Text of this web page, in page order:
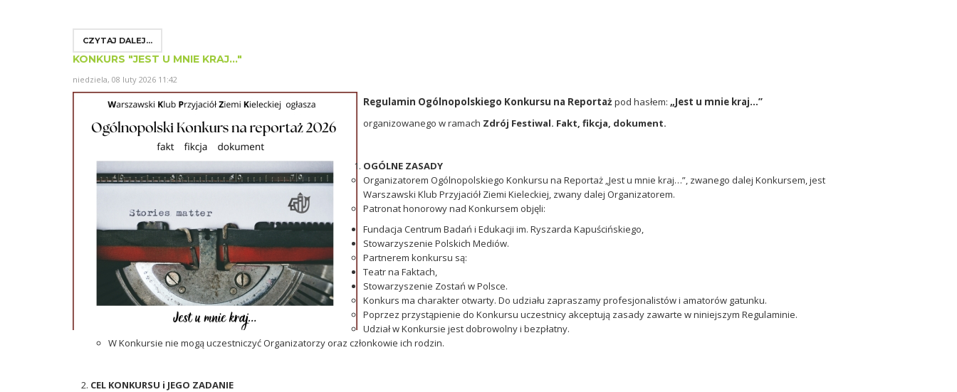
CZYTAJ DALEJ...
KONKURS "JEST U MNIE KRAJ..."
niedziela, 08 luty 2026 11:42
Regulamin Ogólnopolskiego Konkursu na Reportaż pod hasłem: „Jest u mnie kraj…”
organizowanego w ramach Zdrój Festiwal. Fakt, fikcja, dokument.
OGÓLNE ZASADY
Organizatorem Ogólnopolskiego Konkursu na Reportaż „Jest u mnie kraj…”, zwanego dalej Konkursem, jest
Warszawski Klub Przyjaciół Ziemi Kieleckiej, zwany dalej Organizatorem.
Patronat honorowy nad Konkursem objęli:
Fundacja Centrum Badań i Edukacji im. Ryszarda Kapuścińskiego,
Stowarzyszenie Polskich Mediów.
Partnerem konkursu są:
Teatr na Faktach,
Stowarzyszenie Zostań w Polsce.
Konkurs ma charakter otwarty. Do udziału zapraszamy profesjonalistów i amatorów gatunku.
Poprzez przystąpienie do Konkursu uczestnicy akceptują zasady zawarte w niniejszym Regulaminie.
Udział w Konkursie jest dobrowolny i bezpłatny.
W Konkursie nie mogą uczestniczyć Organizatorzy oraz członkowie ich rodzin.
CEL KONKURSU i JEGO ZADANIE